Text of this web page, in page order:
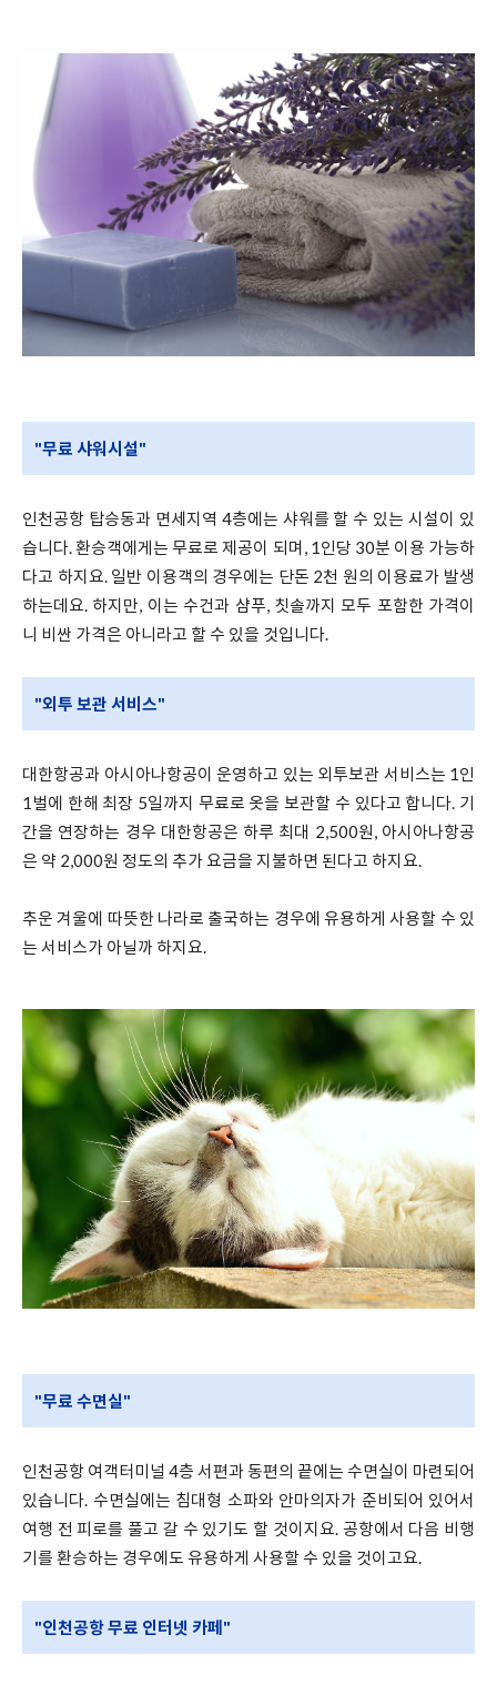
"무료 샤워시설"
인천공항 탑승동과 면세지역 4층에는 샤워를 할 수 있는 시설이 있
습니다. 환승객에게는 무료로 제공이 되며, 1인당 30분 이용 가능하
다고 하지요. 일반 이용객의 경우에는 단돈 2천 원의 이용료가 발생
하는데요. 하지만, 이는 수건과 샴푸, 칫솔까지 모두 포함한 가격이
니 비싼 가격은 아니라고 할 수 있을 것입니다.
"외투 보관 서비스"
대한항공과 아시아나항공이 운영하고 있는 외투보관 서비스는 1인
1벌에 한해 최장 5일까지 무료로 옷을 보관할 수 있다고 합니다. 기
간을 연장하는 경우 대한항공은 하루 최대 2,500원, 아시아나항공
은 약 2,000원 정도의 추가 요금을 지불하면 된다고 하지요.
추운 겨울에 따뜻한 나라로 출국하는 경우에 유용하게 사용할 수 있
는 서비스가 아닐까 하지요.
"무료 수면실"
인천공항 여객터미널 4층 서편과 동편의 끝에는 수면실이 마련되어
있습니다. 수면실에는 침대형 소파와 안마의자가 준비되어 있어서
여행 전 피로를 풀고 갈 수 있기도 할 것이지요. 공항에서 다음 비행
기를 환승하는 경우에도 유용하게 사용할 수 있을 것이고요.
"인천공항 무료 인터넷 카페"